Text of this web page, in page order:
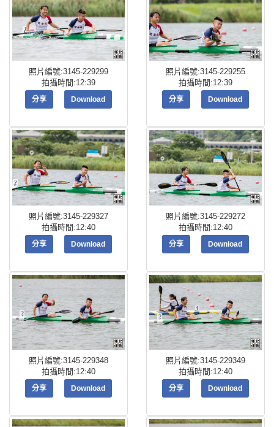
照片編號:3145-229299
拍攝時間:12:39
分享 Download
照片編號:3145-229255
拍攝時間:12:39
分享 Download
照片編號:3145-229327
拍攝時間:12:40
分享 Download
照片編號:3145-229272
拍攝時間:12:40
分享 Download
照片編號:3145-229348
拍攝時間:12:40
分享 Download
照片編號:3145-229349
拍攝時間:12:40
分享 Download